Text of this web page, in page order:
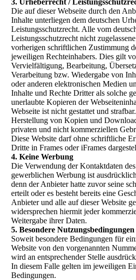
Die auf dieser Webseite durch den
Inhalte unterliegen dem deutschen
Leistungsschutzrecht. Alle vom
Leistungsschutzrecht nicht
vorherigen schriftlichen Zustimmung
jeweiligen Rechteinhabers. Dies gilt
Vervielfältigung, Bearbeitung,
Verarbeitung bzw. Wiedergabe von
oder anderen elektronischen Medien
Inhalte und Rechte Dritter als solche
unerlaubte Kopieren der
Webseite ist nicht gestattet und
Herstellung von Kopien und
privaten und nicht kommerziellen
Diese Website darf ohne schriftliche
Dritte in Frames oder iFrames
4. Keine Werbung
Die Verwendung der Kontaktdaten
gewerblichen Werbung ist
denn der Anbieter hatte zuvor seine
erteilt oder es besteht bereits eine
Anbieter und alle auf dieser Website
widersprechen hiermit jeder
Weitergabe ihrer Daten.
5. Besondere Nutzungsbedingungen
Soweit besondere Bedingungen für
Website von den vorgenannten
wird an entsprechender Stelle
In diesem Falle gelten im jeweiligen
Bedingungen.